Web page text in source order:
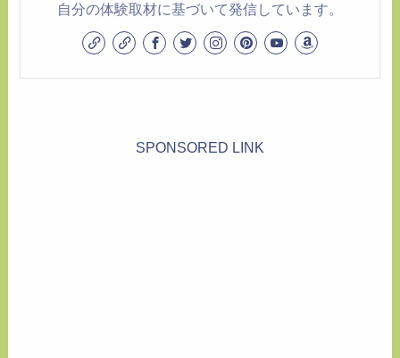
自分の体験取材に基づいて発信しています。
SPONSORED LINK